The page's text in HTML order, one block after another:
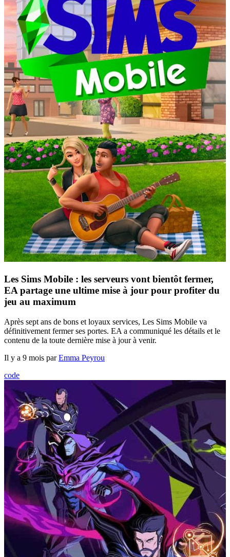
Les Sims Mobile : les serveurs vont bientôt fermer,
EA partage une ultime mise à jour pour profiter du
jeu au maximum
Après sept ans de bons et loyaux services, Les Sims Mobile va
définitivement fermer ses portes. EA a communiqué les détails et le
contenu de la toute dernière mise à jour à venir.
Il y a 9 mois parEmma Peyrou
code